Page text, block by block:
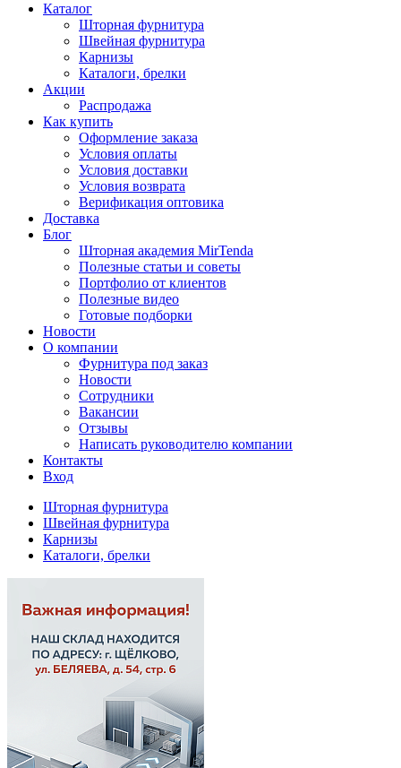
Каталог
Шторная фурнитура
Швейная фурнитура
Карнизы
Каталоги, брелки
Акции
Распродажа
Как купить
Оформление заказа
Условия оплаты
Условия доставки
Условия возврата
Верификация оптовика
Доставка
Блог
Шторная академия MirTenda
Полезные статьи и советы
Портфолио от клиентов
Полезные видео
Готовые подборки
Новости
О компании
Фурнитура под заказ
Новости
Сотрудники
Вакансии
Отзывы
Написать руководителю компании
Контакты
Вход
Шторная фурнитура
Швейная фурнитура
Карнизы
Каталоги, брелки